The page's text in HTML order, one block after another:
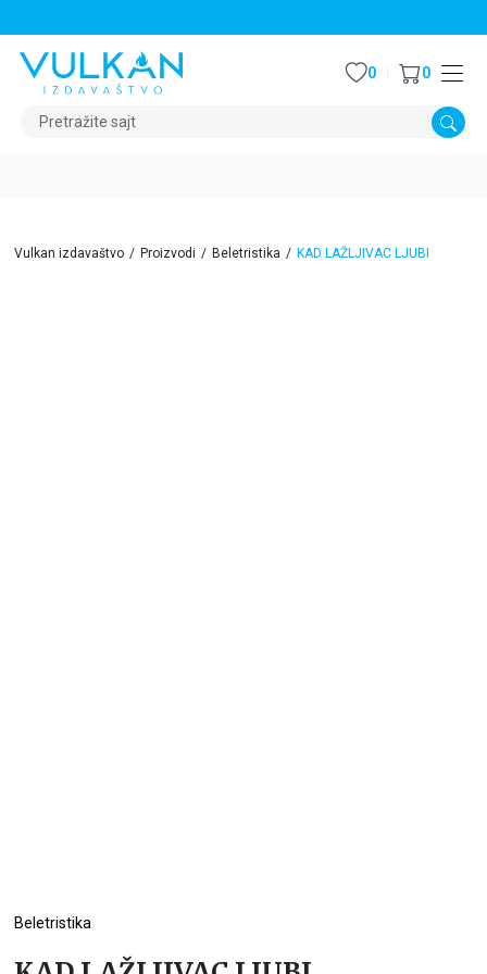
Pretražite sajt
0 0
Vulkan izdavaštvo Proizvodi Beletristika KAD LAŽLJIVAC LJUBI
Beletristika